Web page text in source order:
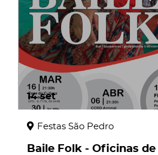
14 set
Festas São Pedro
Baile Folk - Oficinas de